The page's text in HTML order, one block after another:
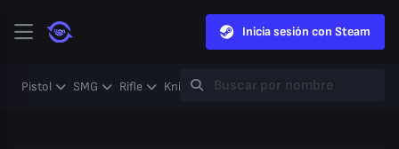
Inicia sesión con Steam
Pistol SMG Rifle Knife Gloves Heavy Case